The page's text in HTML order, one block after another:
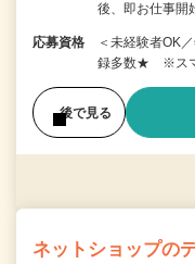
後、即お仕事
応募資格
＜未経験者OK
録多数★ ※スマ
後で見る
ネットショップの